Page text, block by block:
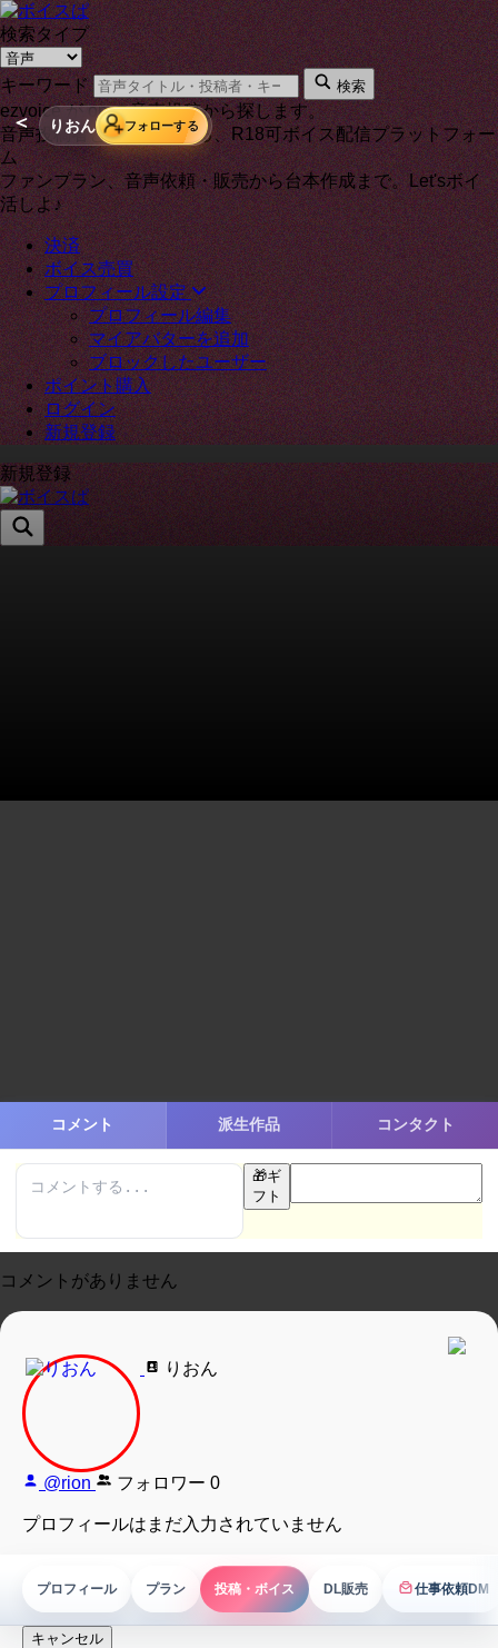
検索タイプ
キーワード 検索
ezvoice が on の音声投稿から探します。
音声投稿者と通話もできる、R18可ボイス配信プラットフォー
ム
ファンプラン、音声依頼・販売から台本作成まで。Let'sボイ
活しよ♪
決済
ボイス売買
プロフィール設定
プロフィール編集
マイアバターを追加
ブロックしたユーザー
ポイント購入
ログイン
新規登録
新規登録
＜ りおん フォローする
コメント 派生作品 コンタクト
🎁ギ
フト
コメントがありません
りおん
@rion フォロワー 0
プロフィールはまだ入力されていません
プロフィール プラン 投稿・ボイス DL販売 仕事依頼DM
仕事依頼DM
キャンセル